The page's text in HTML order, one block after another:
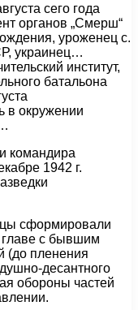
сего года
органов „Смерш“
уроженец с.
украинец…
институт,
батальона
в окружении
командира
1942 г.
сформировали
главе с бывшим
(до пленения
десантного
обороны частей